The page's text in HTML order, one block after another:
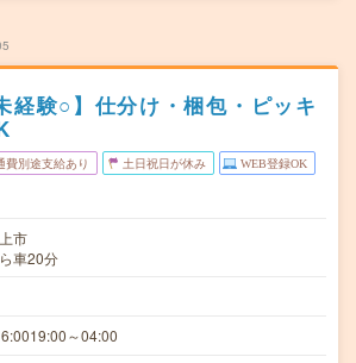
経験○】仕分け・梱包・ピッキ
費別途支給あり 土日祝日が休み WEB登録OK
市
車20分
～04:00